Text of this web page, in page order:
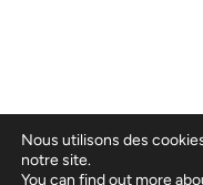
Nous utilisons des
notre site.
You can find out more